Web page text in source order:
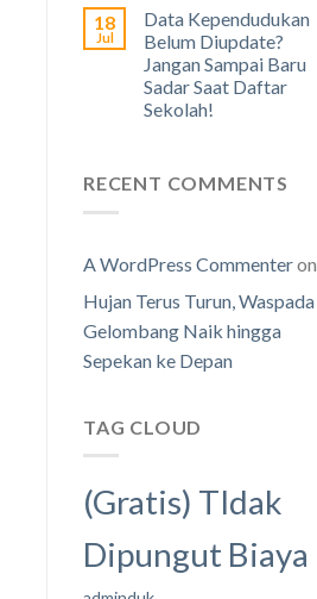
18
Jul
Data Kependudukan
Belum Diupdate?
Jangan Sampai Baru
Sadar Saat Daftar
Sekolah!
RECENT COMMENTS
A WordPress Commenteron
Hujan Terus Turun, Waspada
Gelombang Naik hingga
Sepekan ke Depan
TAG CLOUD
(Gratis) TIdak
Dipungut Biaya